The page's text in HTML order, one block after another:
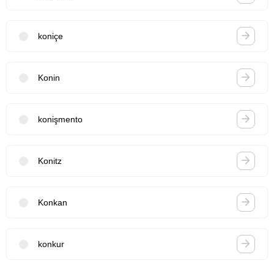
koniçe
Konin
konişmento
Konitz
Konkan
konkur